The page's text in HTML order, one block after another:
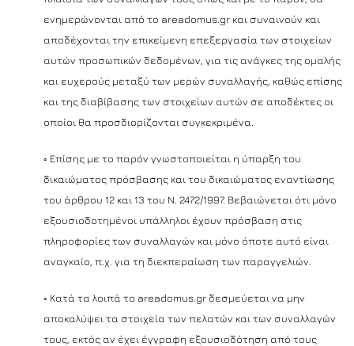
ενημερώνονται από το areadomus.gr και συναινούν και
αποδέχονται την επικείμενη επεξεργασία των στοιχείων
αυτών προσωπικών δεδομένων, για τις ανάγκες της ομαλής
και ευχερούς μεταξύ των μερών συναλλαγής, καθώς επίσης
και της διαβίβασης των στοιχείων αυτών σε αποδέκτες οι
οποίοι θα προσδιορίζονται συγκεκριμένα.
◦ Επίσης με το παρόν γνωστοποιείται η ύπαρξη του
δικαιώματος πρόσβασης και του δικαιώματος εναντίωσης
του άρθρου 12 και 13 του Ν. 2472/1997. Βεβαιώνεται ότι μόνο
εξουσιοδοτημένοι υπάλληλοι έχουν πρόσβαση στις
πληροφορίες των συναλλαγών και μόνο όποτε αυτό είναι
αναγκαίο, π.χ. για τη διεκπεραίωση των παραγγελιών.
◦ Κατά τα λοιπά το areadomus.gr δεσμεύεται να μην
αποκαλύψει τα στοιχεία των πελατών και των συναλλαγών
τους, εκτός αν έχει έγγραφη εξουσιοδότηση από τους